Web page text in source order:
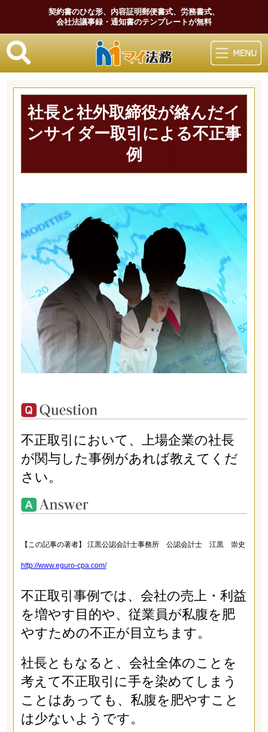
契約書のひな形、内容証明郵便書式、労務書式、
会社法議事録・通知書のテンプレートが無料
マイ法務
社長と社外取締役が絡んだイ
ンサイダー取引による不正事
例
不正取引において、上場企業の社長
が関与した事例があれば教えてくだ
さい。
【この記事の著者】 江黒公認会計士事務所 公認会計士 江黒 崇史
http://www.eguro-cpa.com/
不正取引事例では、会社の売上・利益
を増やす目的や、従業員が私腹を肥
やすための不正が目立ちます。
社長ともなると、会社全体のことを
考えて不正取引に手を染めてしまう
ことはあっても、私腹を肥やすこと
は少ないようです。